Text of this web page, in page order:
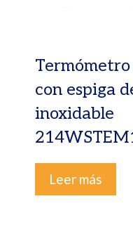
con espiga
inoxidable
Leer más